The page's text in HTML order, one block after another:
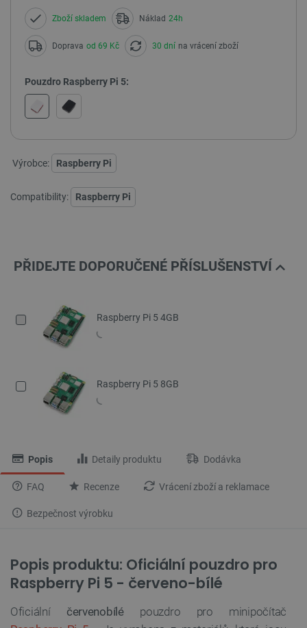
Zboží skladem Náklad 24h
Doprava od 69 Kč 30 dní na vrácení zboží
Pouzdro Raspberry Pi 5:
Výrobce: Raspberry Pi
Compatibility: Raspberry Pi
PŘIDEJTE DOPORUČENÉ PŘÍSLUŠENSTVÍ
Raspberry Pi 5 4GB
Raspberry Pi 5 8GB
Popis Detaily produktu Dodávka
FAQ Recenze Vrácení zboží a reklamace
Bezpečnost výrobku
Popis produktu: Oficiální pouzdro pro
Raspberry Pi 5 - červeno-bílé
Oficiální červenobílépouzdro pro minipočítač